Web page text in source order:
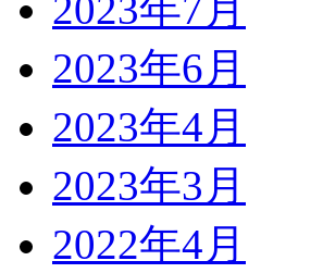
2023年6月
2023年4月
2023年3月
2022年4月